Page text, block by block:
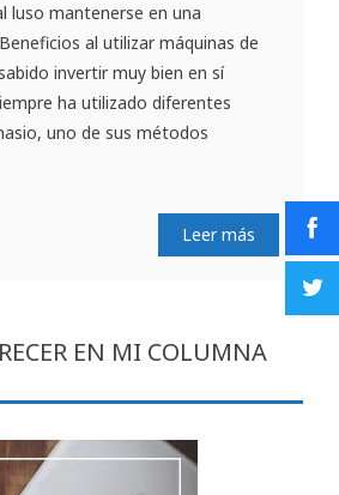
luso mantenerse en una
al utilizar máquinas de
invertir muy bien en sí
ha utilizado diferentes
uno de sus métodos
Leer más
EN MI COLUMNA